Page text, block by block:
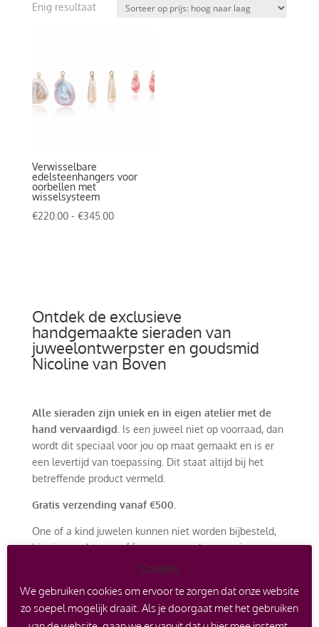
Enig resultaat
Verwisselbare
edelsteenhangers voor
oorbellen met
wisselsysteem
€220.00 - €345.00Prijsklasse:
Ontdek de exclusieve
handgemaakte sieraden van
juweelontwerpster en goudsmid
Nicoline van Boven
Alle sieraden zijn uniek en in eigen atelier met de
hand vervaardigd . Is een juweel niet op voorraad, dan
wordt dit speciaal voor jou op maat gemaakt en is er
een levertijd van toepassing. Dit staat altijd bij het
betreffende product vermeld.
Gratis verzending vanaf €500.
One of a kind juwelen kunnen niet worden bijbesteld,
hier is er echt maar één van en worden voorzien van
een certificaat. Er kan echter wel een afspraak worden
edelstenen of edelmetaal te laten maken.
Het is ook mogelijk om met je oude goud in te ruilen
Cookies
We gebruiken cookies om ervoor te zorgen dat onze website
zo soepel mogelijk draait. Als je doorgaat met het gebruiken